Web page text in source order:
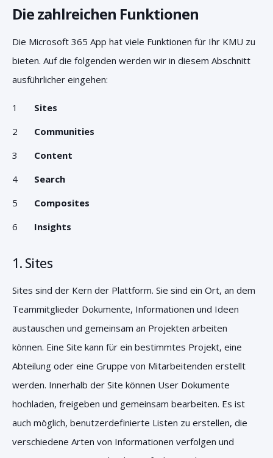
Die zahlreichen Funktionen
Die Microsoft 365 App hat viele Funktionen für Ihr KMU zu
bieten. Auf die folgenden werden wir in diesem Abschnitt
ausführlicher eingehen:
Sites
Communities
Content
Search
Composites
Insights
1. Sites
Sites sind der Kern der Plattform. Sie sind ein Ort, an dem
Teammitglieder Dokumente, Informationen und Ideen
austauschen und gemeinsam an Projekten arbeiten
können. Eine Site kann für ein bestimmtes Projekt, eine
Abteilung oder eine Gruppe von Mitarbeitenden erstellt
werden. Innerhalb der Site können User Dokumente
hochladen, freigeben und gemeinsam bearbeiten. Es ist
auch möglich, benutzerdefinierte Listen zu erstellen, die
verschiedene Arten von Informationen verfolgen und